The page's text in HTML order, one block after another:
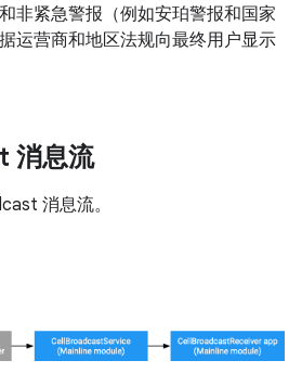
非紧急警报（例如安珀警报和国家
运营商和地区法规向最终用户显示
消息流
消息流。